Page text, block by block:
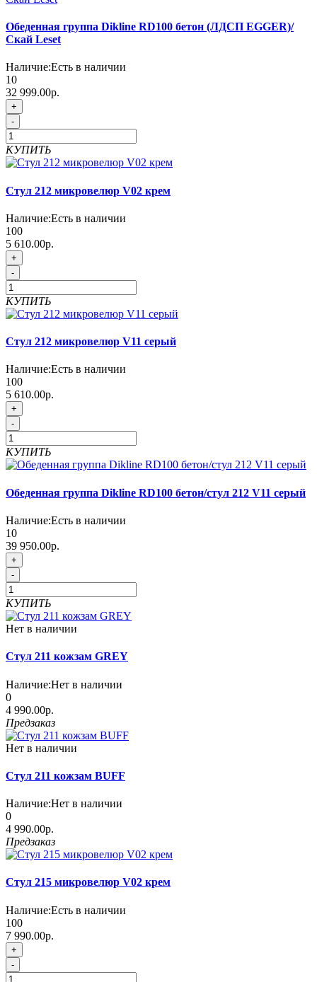
Обеденная группа Dikline RD100 бетон (ЛДСП EGGER)/
Скай Leset
Наличие:Есть в наличии
10
32 999.00р.
+
-
КУПИТЬ
Стул 212 микровелюр V02 крем
Наличие:Есть в наличии
100
5 610.00р.
+
-
КУПИТЬ
Стул 212 микровелюр V11 серый
Наличие:Есть в наличии
100
5 610.00р.
+
-
КУПИТЬ
Обеденная группа Dikline RD100 бетон/стул 212 V11 серый
Наличие:Есть в наличии
10
39 950.00р.
+
-
КУПИТЬ
Нет в наличии
Стул 211 кожзам GREY
Наличие:Нет в наличии
0
4 990.00р.
Предзаказ
Нет в наличии
Стул 211 кожзам BUFF
Наличие:Нет в наличии
0
4 990.00р.
Предзаказ
Стул 215 микровелюр V02 крем
Наличие:Есть в наличии
100
7 990.00р.
+
-